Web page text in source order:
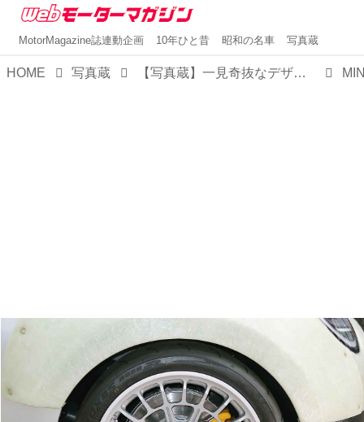
MotorMagazine誌連動企画 10年ひと昔 昭和の名車 写真蔵
HOME 写真蔵 【写真蔵】一見奇抜なデザインのMINI ザ・スケッグだが、ブランドのビジョンを具現化しつつも軽量化を徹底されていた